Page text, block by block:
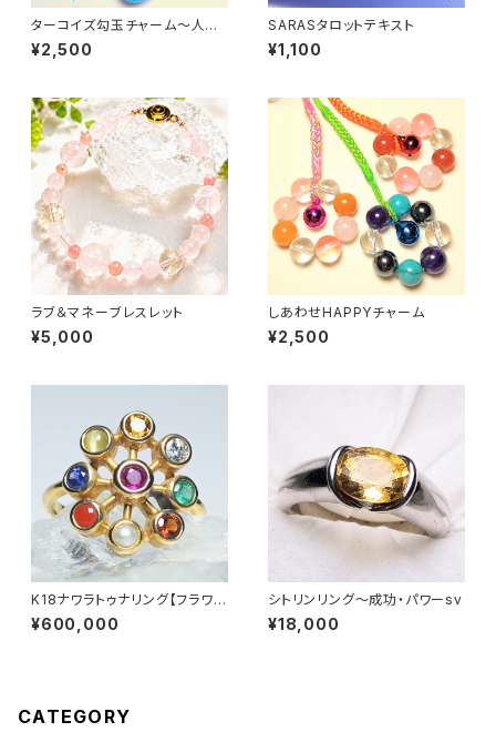
ターコイズ勾玉チャーム〜人間
関係・プラス思考〜
¥2,500
SARASタロットテキスト
¥1,100
ラブ＆マネーブレスレット
¥5,000
しあわせHAPPYチャーム
¥2,500
K18ナワラトゥナリング【フラワ
ー】
¥600,000
シトリンリング〜成功・パワーsv
¥18,000
CATEGORY